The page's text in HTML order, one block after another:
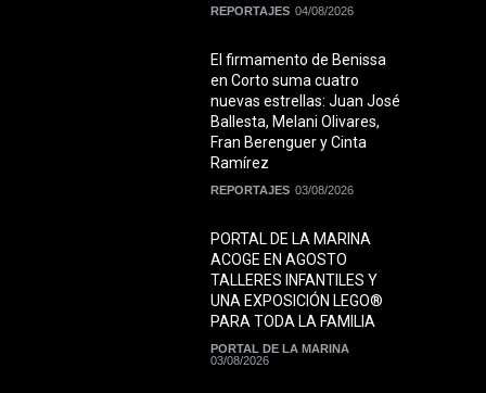
REPORTAJES 04/08/2026
El firmamento de Benissa
en Corto suma cuatro
nuevas estrellas: Juan José
Ballesta, Melani Olivares,
Fran Berenguer y Cinta
Ramírez
REPORTAJES 03/08/2026
PORTAL DE LA MARINA
ACOGE EN AGOSTO
TALLERES INFANTILES Y
UNA EXPOSICIÓN LEGO®
PARA TODA LA FAMILIA
PORTAL DE LA MARINA
03/08/2026